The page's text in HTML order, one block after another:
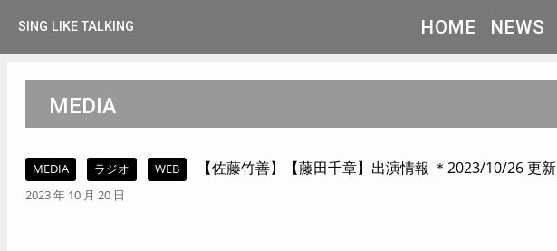
SING LIKE TALKING HOME NEWS
MEDIA
MEDIA ラジオ WEB 【佐藤竹善】【藤田千章】出演情報 ＊2023/10/26 更新
2023 年 10 月 20 日